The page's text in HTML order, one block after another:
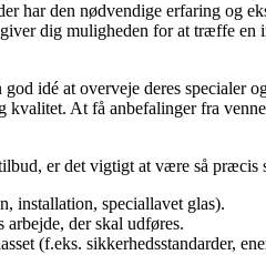
har den nødvendige erfaring og
dig muligheden for at træffe
idé at overveje deres specialer
kvalitet. At få anbefalinger fra
er det vigtigt at være så
installation, speciallavet glas).
der skal udføres.
(f.eks. sikkerhedsstandarder,